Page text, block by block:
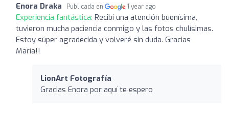
Enora Draka Publicada en 1 year ago
Experiencia fantástica: Recibí una atención buenísima,
tuvieron mucha paciencia conmigo y las fotos chulísimas.
Estoy súper agradecida y volveré sin duda. Gracias
María!!
LionArt Fotografía
Gracias Enora por aquí te espero